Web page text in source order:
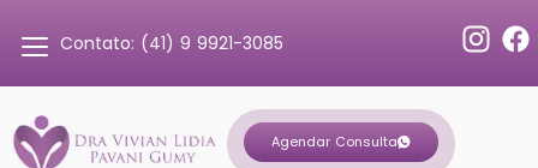
Contato: (41) 9 9921-3085
Agendar Consulta